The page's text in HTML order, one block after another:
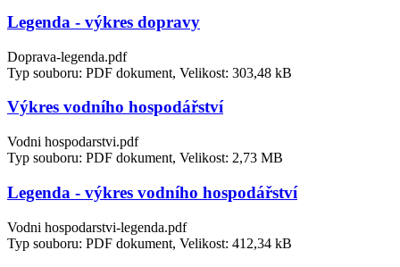
Legenda - výkres dopravy
Doprava-legenda.pdf
Typ souboru: PDF dokument, Velikost: 303,48 kB
Výkres vodního hospodářství
Vodni hospodarstvi.pdf
Typ souboru: PDF dokument, Velikost: 2,73 MB
Legenda - výkres vodního hospodářství
Vodni hospodarstvi-legenda.pdf
Typ souboru: PDF dokument, Velikost: 412,34 kB